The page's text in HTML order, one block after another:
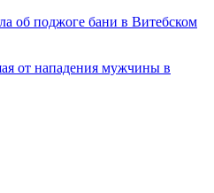
об поджоге бани в Витебском
от нападения мужчины в